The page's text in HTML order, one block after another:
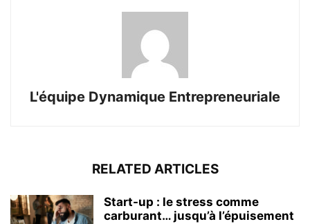
L'équipe Dynamique Entrepreneuriale
RELATED ARTICLES
Start-up : le stress comme
carburant… jusqu’à l’épuisement